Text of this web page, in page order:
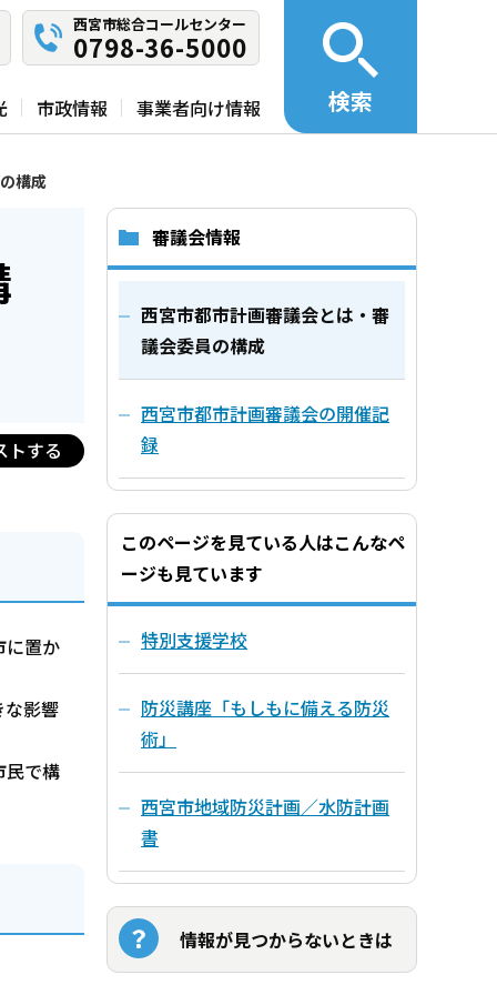
西宮市総合コールセンター
0798-36-5000
市政情報 事業者向け情報 検索
構成
トする
に置か
影響
民で構
審議会情報
西宮市都市計画審議会とは・審
議会委員の構成
西宮市都市計画審議会の開催記
録
このページを見ている人はこんなペ
ージも見ています
特別支援学校
防災講座「もしもに備える防災
術」
西宮市地域防災計画／水防計画
書
情報が見つからないときは